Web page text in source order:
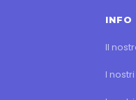
INFO
Il
I